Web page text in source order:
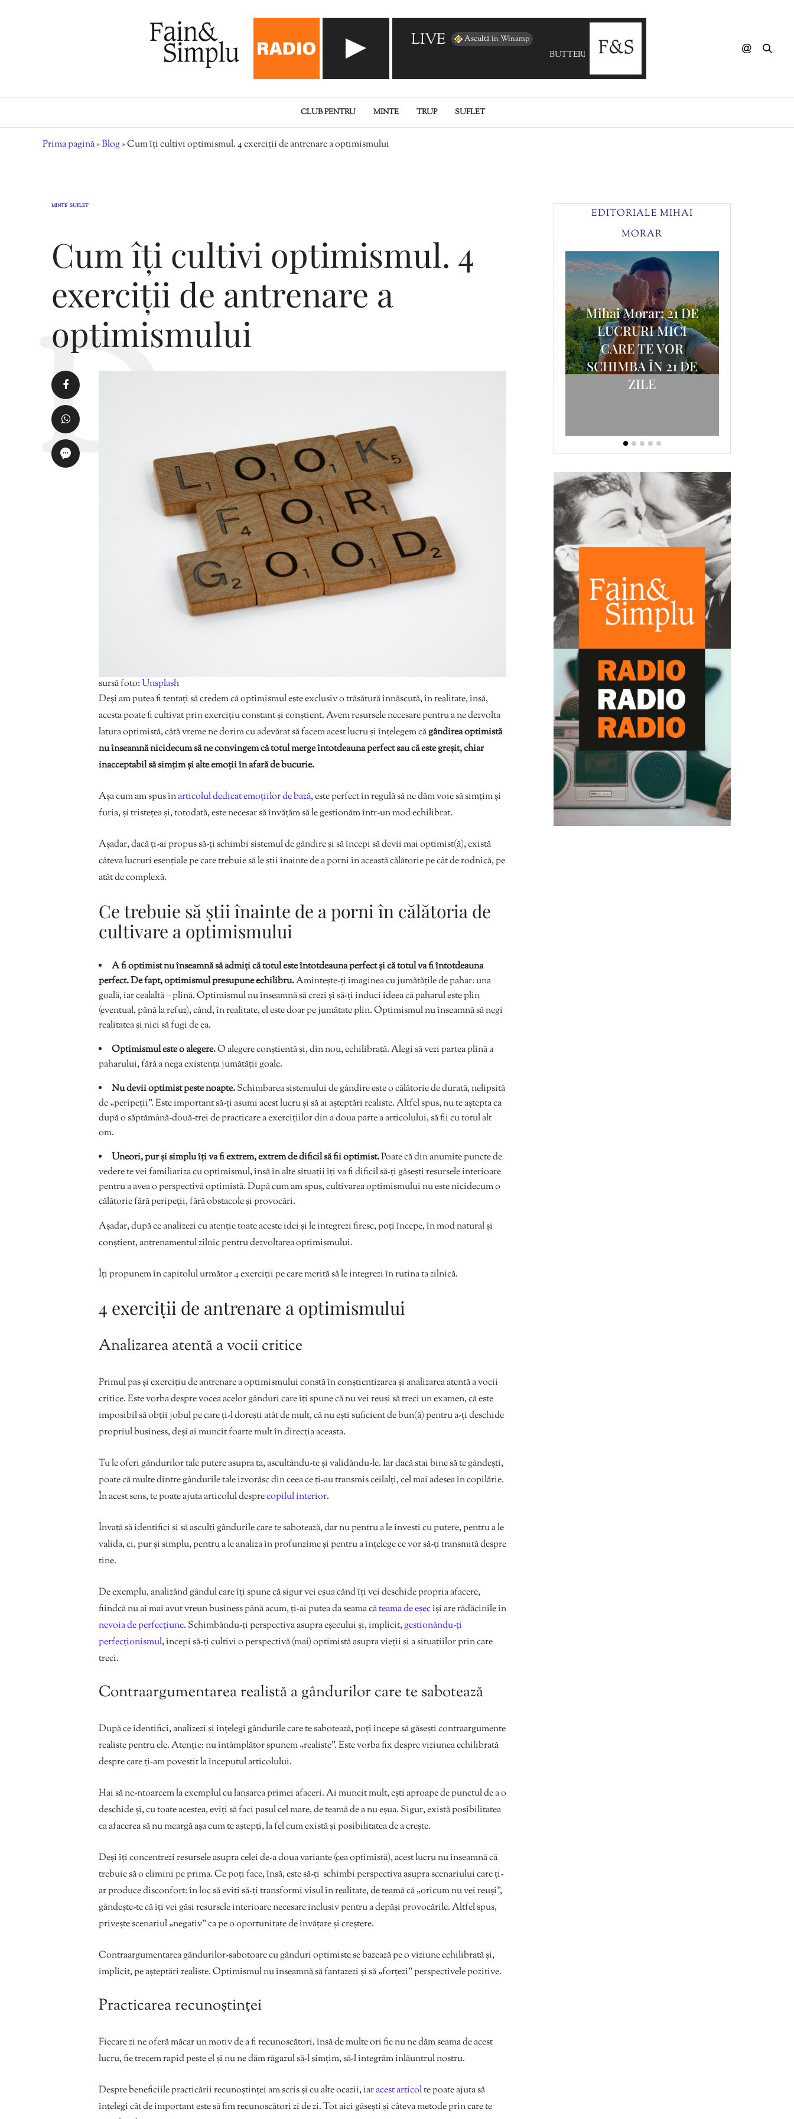
LIVE Ascultă în Winamp
BUTTERING TRIO - I Cried For You
CLUB PENTRU MINTE TRUP SUFLET
Prima pagină»Blog»Cum îți cultivi optimismul. 4 exerciții de antrenare a optimismului
MINTE SUFLET
Cum îți cultivi optimismul. 4
exerciții de antrenare a
optimismului
sursă foto:Unsplash
Deși am putea fi tentați să credem că optimismul este exclusiv o trăsătură înnăscută, în realitate, însă,
acesta poate fi cultivat prin exercițiu constant și conștient. Avem resursele necesare pentru a ne dezvolta
latura optimistă, câtă vreme ne dorim cu adevărat să facem acest lucru și înțelegem căgândirea optimistă
nu înseamnă nicidecum să ne convingem că totul merge întotdeauna perfect sau că este greșit, chiar
inacceptabil să simțim și alte emoții în afară de bucurie.
Așa cum am spus înarticolul dedicat emoțiilor de bază, este perfect în regulă să ne dăm voie să simțim și
furia, și tristețea și, totodată, este necesar să învățăm să le gestionăm într-un mod echilibrat.
Așadar, dacă ți-ai propus să-ți schimbi sistemul de gândire și să începi să devii mai optimist(ă), există
câteva lucruri esențiale pe care trebuie să le știi înainte de a porni în această călătorie pe cât de rodnică, pe
atât de complexă.
Ce trebuie să știi înainte de a porni în călătoria de
cultivare a optimismului
A fi optimist nu înseamnă să admiți că totul este întotdeauna perfect și că totul va fi întotdeauna
perfect. De fapt, optimismul presupune echilibru.Amintește-ți imaginea cu jumătățile de pahar: una
goală, iar cealaltă – plină. Optimismul nu înseamnă să crezi și să-ți induci ideea că paharul este plin
(eventual, până la refuz), când, în realitate, el este doar pe jumătate plin. Optimismul nu înseamnă să negi
realitatea și nici să fugi de ea.
Optimismul este o alegere.O alegere conștientă și, din nou, echilibrată. Alegi să vezi partea plină a
paharului, fără a nega existența jumătății goale.
Nu devii optimist peste noapte.Schimbarea sistemului de gândire este o călătorie de durată, nelipsită
de „peripeții”. Este important să-ți asumi acest lucru și să ai așteptări realiste. Altfel spus, nu te aștepta ca
după o săptămână-două-trei de practicare a exercițiilor din a doua parte a articolului, să fii cu totul alt
om.
Uneori, pur și simplu îți va fi extrem, extrem de dificil să fii optimist.Poate că din anumite puncte de
vedere te vei familiariza cu optimismul, însă în alte situații îți va fi dificil să-ți găsești resursele interioare
pentru a avea o perspectivă optimistă. După cum am spus, cultivarea optimismului nu este nicidecum o
călătorie fără peripeții, fără obstacole și provocări.
Așadar, după ce analizezi cu atenție toate aceste idei și le integrezi firesc, poți începe, în mod natural și
conștient, antrenamentul zilnic pentru dezvoltarea optimismului.
Îți propunem în capitolul următor 4 exerciții pe care merită să le integrezi în rutina ta zilnică.
4 exerciții de antrenare a optimismului
Analizarea atentă a vocii critice
Primul pas și exercițiu de antrenare a optimismului constă în conștientizarea și analizarea atentă a vocii
critice. Este vorba despre vocea acelor gânduri care îți spune că nu vei reuși să treci un examen, că este
imposibil să obții jobul pe care ți-l dorești atât de mult, că nu ești suficient de bun(ă) pentru a-ți deschide
propriul business, deși ai muncit foarte mult în direcția aceasta.
Tu le oferi gândurilor tale putere asupra ta, ascultându-te și validându-le. Iar dacă stai bine să te gândești,
poate că multe dintre gândurile tale izvorăsc din ceea ce ți-au transmis ceilalți, cel mai adesea în copilărie.
În acest sens, te poate ajuta articolul desprecopilul interior.
Învață să identifici și să asculți gândurile care te sabotează, dar nu pentru a le învesti cu putere, pentru a le
valida, ci, pur și simplu, pentru a le analiza în profunzime și pentru a înțelege ce vor să-ți transmită despre
tine.
De exemplu, analizând gândul care îți spune că sigur vei eșua când îți vei deschide propria afacere,
fiindcă nu ai mai avut vreun business până acum, ți-ai putea da seama căteama de eșecîși are rădăcinile în
nevoia de perfecțiune. Schimbându-ți perspectiva asupra eșecului și, implicit,gestionându-ți
perfecționismul, începi să-ți cultivi o perspectivă (mai) optimistă asupra vieții și a situațiilor prin care
treci.
Contraargumentarea realistă a gândurilor care te sabotează
După ce identifici, analizezi și înțelegi gândurile care te sabotează, poți începe să găsești contraargumente
realiste pentru ele. Atenție: nu întâmplător spunem „realiste”. Este vorba fix despre viziunea echilibrată
despre care ți-am povestit la începutul articolului.
Hai să ne-ntoarcem la exemplul cu lansarea primei afaceri. Ai muncit mult, ești aproape de punctul de a o
deschide și, cu toate acestea, eviți să faci pasul cel mare, de teamă de a nu eșua. Sigur, există posibilitatea
ca afacerea să nu meargă așa cum te aștepți, la fel cum există și posibilitatea de a crește.
Deși îți concentrezi resursele asupra celei de-a doua variante (cea optimistă), acest lucru nu înseamnă că
trebuie să o elimini pe prima. Ce poți face, însă, este să-ți schimbi perspectiva asupra scenariului care ți-
ar produce disconfort: în loc să eviți să-ți transformi visul în realitate, de teamă că „oricum nu vei reuși”,
gândește-te că îți vei găsi resursele interioare necesare inclusiv pentru a depăși provocările. Altfel spus,
privește scenariul „negativ” ca pe o oportunitate de învățare și creștere.
Contraargumentarea gândurilor-sabotoare cu gânduri optimiste se bazează pe o viziune echilibrată și,
implicit, pe așteptări realiste. Optimismul nu înseamnă să fantazezi și să „forțezi” perspectivele pozitive.
Practicarea recunoștinței
Fiecare zi ne oferă măcar un motiv de a fi recunoscători, însă de multe ori fie nu ne dăm seama de acest
lucru, fie trecem rapid peste el și nu ne dăm răgazul să-l simțim, să-l integrăm înlăuntrul nostru.
Despre beneficiile practicării recunoștinței am scris și cu alte ocazii, iaracest articolte poate ajuta să
înțelegi cât de important este să fim recunoscători zi de zi. Tot aici găsești și câteva metode prin care te
EDITORIALE MIHAI
MORAR
FRUMOS
Mihai Morar: 21 DE
LUCRURI MICI
CARE TE VOR
SCHIMBA ÎN 21 DE
ZILE